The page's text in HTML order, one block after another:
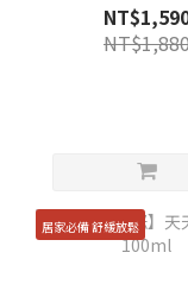
居家必備 舒緩放鬆